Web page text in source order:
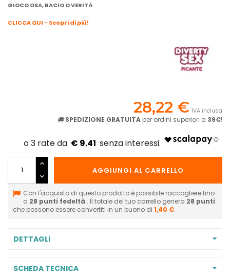
GIOCO OSA, BACIO O VERITÀ
CLICCA QUI - Scopri di più!
28,22 € IVA inclusa
SPEDIZIONE GRATUITA per ordini superiori a 39€!
€ 9.41
AGGIUNGI AL CARRELLO
Con l'acquisto di questo prodotto è possibile raccogliere fino
a 28 punti fedeltà . Il totale del tuo carrello genera 28 punti
che possono essere convertiti in un buono di 1,40 €.
DETTAGLI
SCHEDA TECNICA